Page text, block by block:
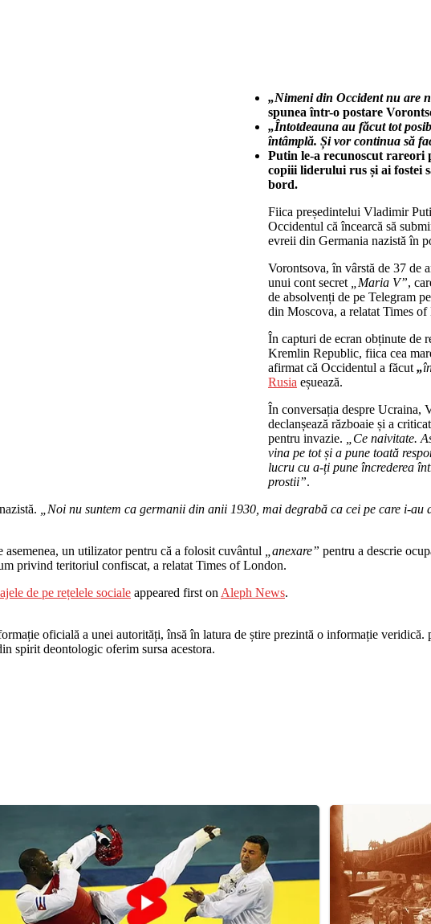
„Nimeni din Occident nu are
spunea într-o postare
„Întotdeauna au făcut tot
întâmplă. Și vor continua să
Putin le-a recunoscut rareori
copiii liderului rus și ai fostei
bord.
Fiica președintelui Vladimir
Occidentul că încearcă să
evreii din Germania nazistă în
Vorontsova, în vârstă de 37 de
unui cont secret
„Maria V”,
de absolvenți de pe Telegram
din Moscova, a relatat Times of
În capturi de ecran obținute de
Kremlin Republic, fiica cea
afirmat că Occidentul a făcut „
Rusia eșuează.
În conversația despre Ucraina,
declanșează războaie și a
pentru invazie.
„Ce naivitate.
vina pe tot și a pune toată
lucru cu a-ți pune încrederea
prostii”.
„Noi nu suntem ca germanii din anii 1930, mai degrabă ca cei pe care i-au
un utilizator pentru că a folosit cuvântul
„anexare” pentru a descrie
privind teritoriul confiscat, a relatat Times of London.
de pe rețelele sociale appeared first on Aleph News.
oficială a unei autorități, însă în latura de știre prezintă o informație
spirit deontologic oferim sursa acestora.